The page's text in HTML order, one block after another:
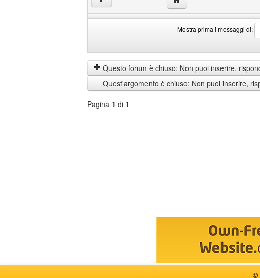
Mostra prima i messaggi di:
prima
i
messaggi
di
by
Questo forum è chiuso: Non puoi inserire,
Quest'argomento è chiuso: Non puoi inserire,
Pagina 1 di 1
©